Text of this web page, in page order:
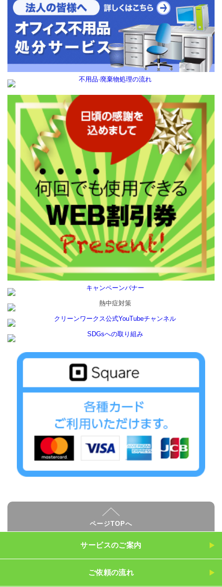
ページTOPへ
サービスのご案内
ご依頼の流れ